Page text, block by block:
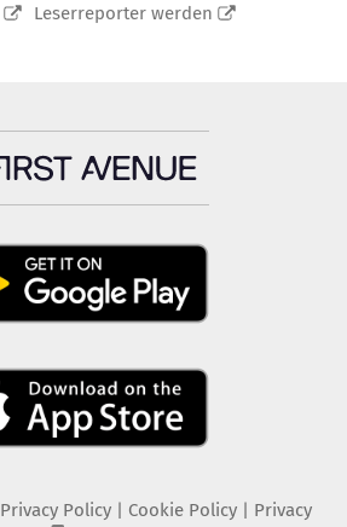
Leserreporter werden
Privacy Policy| Cookie Policy| Privacy